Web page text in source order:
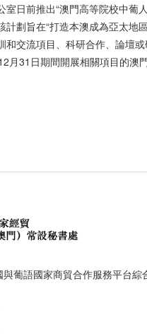
室日前推出“澳門高等院校中葡
計劃旨在“打造本澳成為亞太地
和交流項目、科研合作、論壇
月31日期間開展相關項目的澳
葡語國家商貿合作服務平台綜